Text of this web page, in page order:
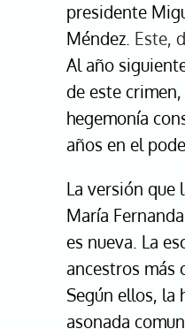
presidente
Méndez. Este,
Al año
de este
hegemonía
años en el
La versión que
María
es nueva. La
ancestros más
Según ellos, la
asonada